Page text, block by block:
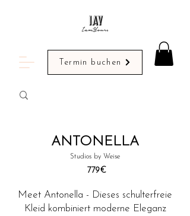
Termin buchen
ANTONELLA
Studios by Weise
779€
Meet Antonella - Dieses schulterfreie
Kleid kombiniert moderne Eleganz